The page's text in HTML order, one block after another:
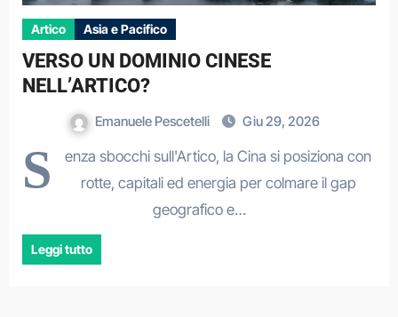
Artico Asia e Pacifico
VERSO UN DOMINIO CINESE
NELL’ARTICO?
Emanuele Pescetelli Giu 29, 2026
S
enza sbocchi sull'Artico, la Cina si posiziona con
rotte, capitali ed energia per colmare il gap
geografico e…
Leggi tutto